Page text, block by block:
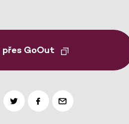
GoOut